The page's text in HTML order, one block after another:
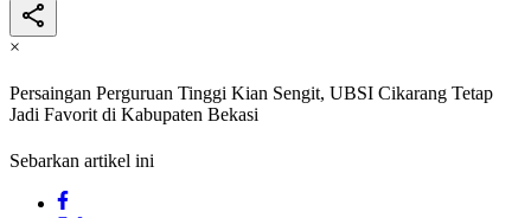
×
Persaingan Perguruan Tinggi Kian Sengit, UBSI Cikarang Tetap
Jadi Favorit di Kabupaten Bekasi
Sebarkan artikel ini